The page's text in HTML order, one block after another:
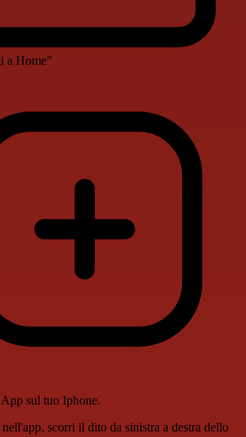
a Home"
sul tuo Iphone.
scorri il dito da sinistra a destra dello